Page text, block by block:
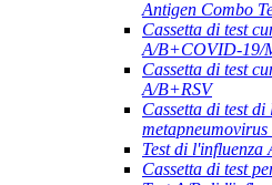
Antigen Combo
Cassetta di test
A/B+COVID-19/
Cassetta di test
A/B+RSV
Cassetta di test
metapneumovirus
Test di l'influenza
Cassetta di test